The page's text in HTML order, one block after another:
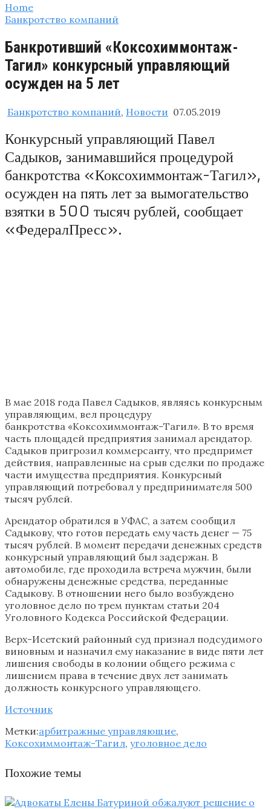
Home
Банкротство компаний
Банкротивший «Коксохиммонтаж-
Тагил» конкурсный управляющий
осужден на 5 лет
Банкротство компаний, Новости 07.05.2019
Конкурсный управляющий Павел
Садыков, занимавшийся процедурой
банкротства «Коксохиммонтаж-Тагил»,
осужден на пять лет за вымогательство
взятки в 500 тысяч рублей, сообщает
«ФедералПресс».
В мае 2018 года Павел Садыков, являясь конкурсным
управляющим, вел процедуру
банкротства «Коксохиммонтаж-Тагил». В то время
часть площадей предприятия занимал арендатор.
Садыков пригрозил коммерсанту, что предпримет
действия, направленные на срыв сделки по продаже
части имущества предприятия. Конкурсный
управляющий потребовал у предпринимателя 500
тысяч рублей.
Арендатор обратился в УФАС, а затем сообщил
Садыкову, что готов передать ему часть денег — 75
тысяч рублей. В момент передачи денежных средств
конкурсный управляющий был задержан. В
автомобиле, где проходила встреча мужчин, были
обнаружены денежные средства, переданные
Садыкову. В отношении него было возбуждено
уголовное дело по трем пунктам статьи 204
Уголовного Кодекса Российской Федерации.
Верх-Исетский районный суд признал подсудимого
виновным и назначил ему наказание в виде пяти лет
лишения свободы в колонии общего режима с
лишением права в течение двух лет занимать
должность конкурсного управляющего.
Источник
Метки:арбитражные управляющие,
Коксохиммонтаж-Тагил, уголовное дело
Похожие темы